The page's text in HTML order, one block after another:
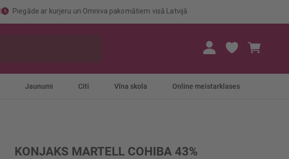
Piegāde ar kurjeru un Omniva pakomātiem visā Latvijā
Jaunumi Citi Vīna skola Online meistarklases
KONJAKS MARTELL COHIBA 43%